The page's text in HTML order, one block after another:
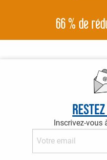
66 % de
Inscrivez-vous